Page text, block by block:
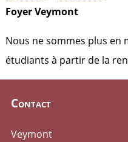
Foyer Veymont
Nous ne sommes plus en
étudiants à partir de la
Contact
Veymont